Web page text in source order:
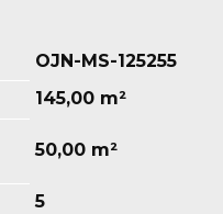
OJN-MS-125255
145,00 m²
50,00 m²
5